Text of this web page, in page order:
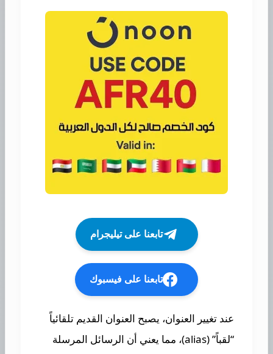
تابعنا على تيليجرام
تابعنا على فيسبوك
عند تغيير العنوان، يصبح العنوان القديم تلقائياً
“لقباً” (alias)، مما يعني أن الرسائل المرسلة